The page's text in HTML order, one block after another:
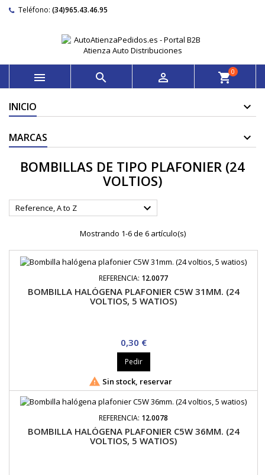
Teléfono: (34)965.43.46.95
   shopping_cart0
INICIO
MARCAS
BOMBILLAS DE TIPO PLAFONIER (24
VOLTIOS)
Reference, A to Z 
Mostrando 1-6 de 6 artículo(s)
REFERENCIA: 12.0077
BOMBILLA HALÓGENA PLAFONIER C5W 31MM. (24
VOLTIOS, 5 WATIOS)
Precio
0,30 €
Pedir
 Sin stock, reservar
REFERENCIA: 12.0078
BOMBILLA HALÓGENA PLAFONIER C5W 36MM. (24
VOLTIOS, 5 WATIOS)